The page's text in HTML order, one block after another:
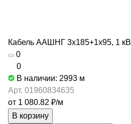
Кабель ААШНГ 3х185+1х95, 1 кВ
0
0
В наличии: 2993 м
Арт. 01960834635
от 1 080.82 ₽/м
В корзину